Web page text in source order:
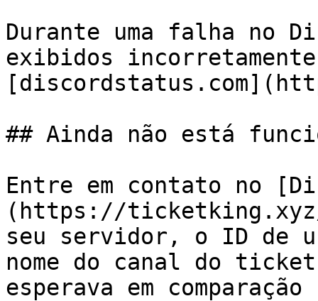
Durante uma falha no
exibidos
## Ainda não está
Entre em contato no
(https://
seu servidor, o ID de
nome do canal do
esperava em